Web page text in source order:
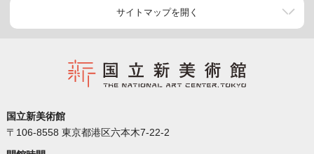
サイトマップを開く
国立新美術館
〒106-8558 東京都港区六本木7-22-2